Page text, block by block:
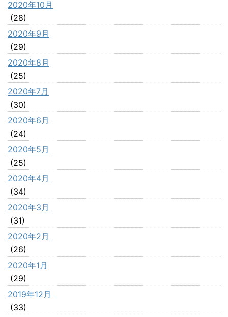
2020年10月
(28)
2020年9月
(29)
2020年8月
(25)
2020年7月
(30)
2020年6月
(24)
2020年5月
(25)
2020年4月
(34)
2020年3月
(31)
2020年2月
(26)
2020年1月
(29)
2019年12月
(33)